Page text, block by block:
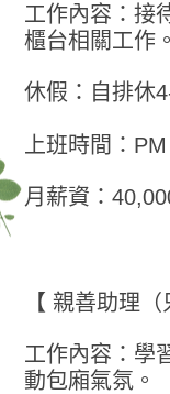
工作內容：接
櫃台相關工作。
休假：自排休
上班時間：
月薪資：
【 親善助理
工作內容：學
動包廂氣氛。